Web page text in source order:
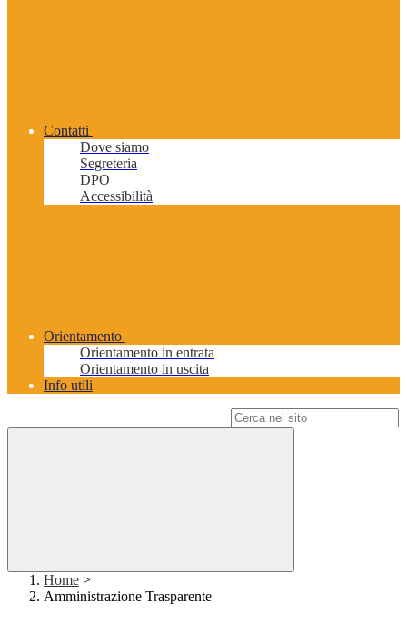
Contatti
Dove siamo
Segreteria
DPO
Accessibilità
Orientamento
Orientamento in entrata
Orientamento in uscita
Info utili
Home >
Amministrazione Trasparente